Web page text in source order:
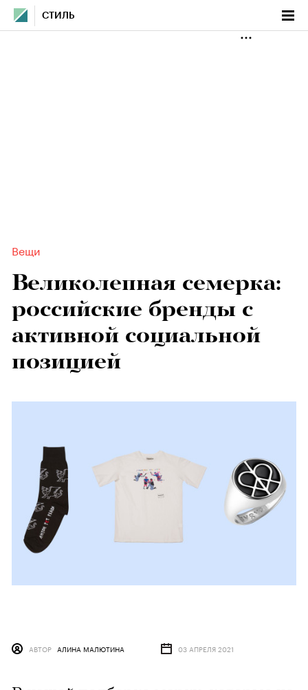
СТИЛЬ
Вещи
Великолепная семерка:
российские бренды с
активной социальной
позицией
АВТОР АЛИНА МАЛЮТИНА 03 АПРЕЛЯ 2021